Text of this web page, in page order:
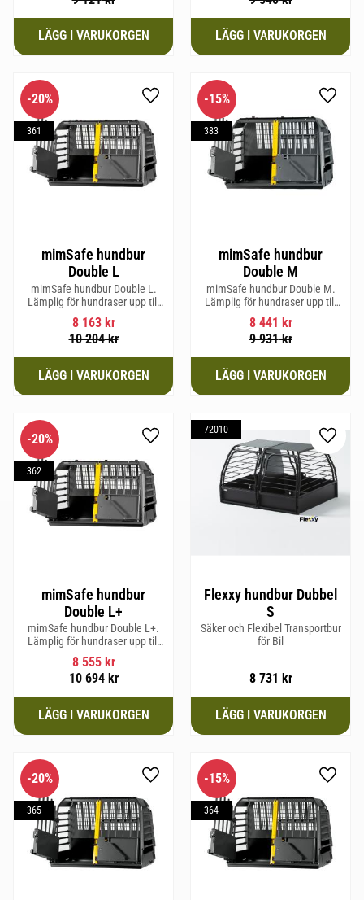
mimSafe hundbur
Double L
mimSafe hundbur Double L.
Lämplig för hundraser upp till
58 cm i mankhöjd.
8 163kr
10 204kr
20%
361
Lägg till i favoriter
mimSafe hundbur
Double M
mimSafe hundbur Double M.
Lämplig för hundraser upp till
58 cm i mankhöjd.
8 441 kr
9 931kr
15%
383
Lägg
mimSafe hundbur
Double L+
mimSafe hundbur Double L+.
Lämplig för hundraser upp till
62 cm i mankhöjd
8 555kr
10 694kr
20%
362
Lägg till i favoriter
Flexxy hundbur Dubbel
S
Säker och Flexibel Transportbur
för Bil
8 731 kr
72010
Lägg
20%
365
Lägg till i favoriter
15%
364
Lägg